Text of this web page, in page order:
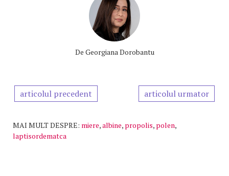
De Georgiana Dorobantu
articolul precedent articolul urmator
MAI MULT DESPRE: miere,albine, propolis, polen,
laptisordematca